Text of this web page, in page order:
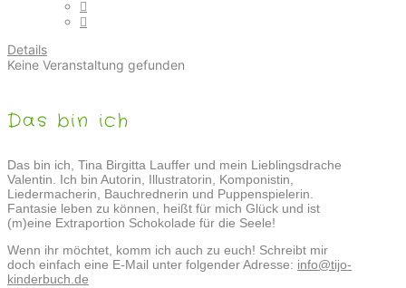
Details
Keine Veranstaltung gefunden
Das bin ich
Das bin ich, Tina Birgitta Lauffer und mein Lieblingsdrache
Valentin. Ich bin Autorin, Illustratorin, Komponistin,
Liedermacherin, Bauchrednerin und Puppenspielerin.
Fantasie leben zu können, heißt für mich Glück und ist
(m)eine Extraportion Schokolade für die Seele!
Wenn ihr möchtet, komm ich auch zu euch! Schreibt mir
doch einfach eine E-Mail unter folgender Adresse: info@tijo-
kinderbuch.de